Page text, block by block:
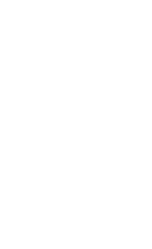
有效，需透過AFTEE先享
面顯示為準，若有關於
請聯繫「AFTEE先享後付
先享後付」服務完成之交
交易相關給付款項請求債
人之同意方可使用
失，本公司不負相關責